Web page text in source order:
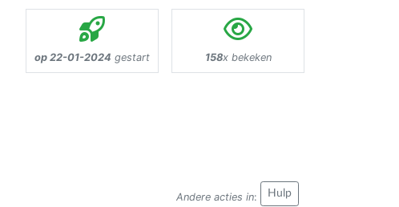
op 22-01-2024 gestart 158x bekeken
Andere acties in: Hulp